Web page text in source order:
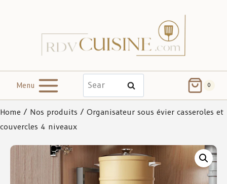
Menu Search 0
Home / Nos produits / Organisateur sous évier casseroles et
couvercles 4 niveaux